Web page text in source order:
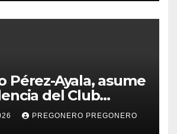
Pérez-Ayala, asume
del Club
Industrial,
2026–2027
PREGONERO PREGONERO